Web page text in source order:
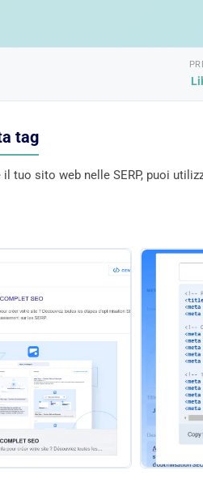
tag
il tuo sito web nelle SERP, puoi